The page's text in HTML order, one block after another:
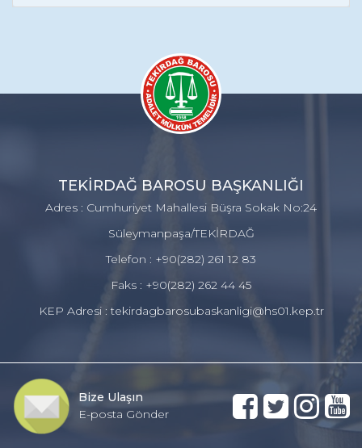
TEKİRDAĞ BAROSU BAŞKANLIĞI
Adres : Cumhuriyet Mahallesi Büşra Sokak No:24
Süleymanpaşa/TEKİRDAĞ
Telefon : +90(282) 261 12 83
Faks : +90(282) 262 44 45
KEP Adresi : tekirdagbarosubaskanligi@hs01.kep.tr
Bize Ulaşın
E-posta Gönder